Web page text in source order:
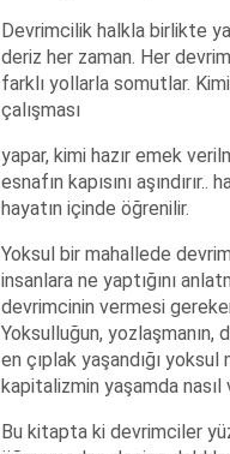
Devrimcilik halkla birlikte
deriz her zaman. Her
farklı yollarla somutlar.
çalışması
yapar, kimi hazır emek
esnafın kapısını
hayatın içinde öğrenilir.
Yoksul bir mahallede
insanlara ne yaptığını
devrimcinin vermesi
Yoksulluğun, yozlaşmanın,
en çıplak yaşandığı
kapitalizmin yaşamda
Bu kitapta ki devrimciler